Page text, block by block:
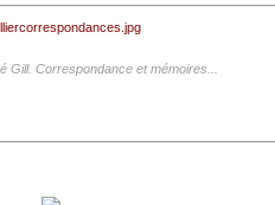
Gill. Correspondance et mémoires...